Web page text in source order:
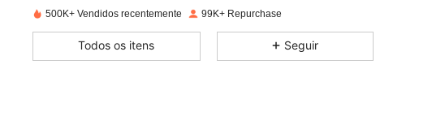
4,90 808 36K
500K+ Vendidos recentemente 99K+ Repurchase
Todos os itens Seguir